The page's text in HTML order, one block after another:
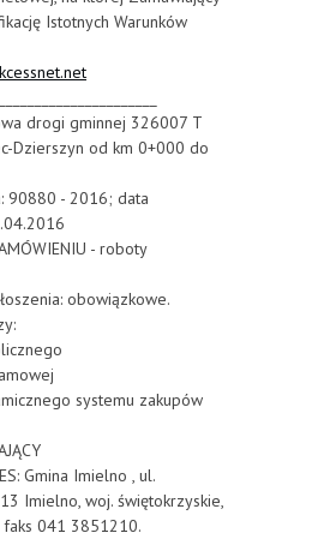
Istotnych Warunków
drogi gminnej 326007 T
Dzierszyn od km 0+000 do
90880 - 2016; data
- roboty
obowiązkowe.
systemu zakupów
Gmina Imielno , ul.
Imielno, woj. świętokrzyskie,
041 3851210.